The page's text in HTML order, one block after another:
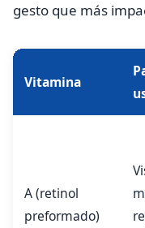
gesto que más
Vitamina
A (retinol
preformado)